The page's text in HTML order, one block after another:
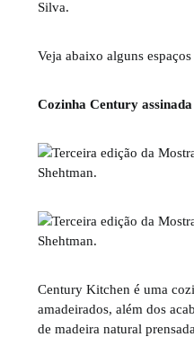
Silva.
Veja abaixo alguns
Cozinha Century
Century Kitchen é uma
amadeirados, além dos
de madeira natural